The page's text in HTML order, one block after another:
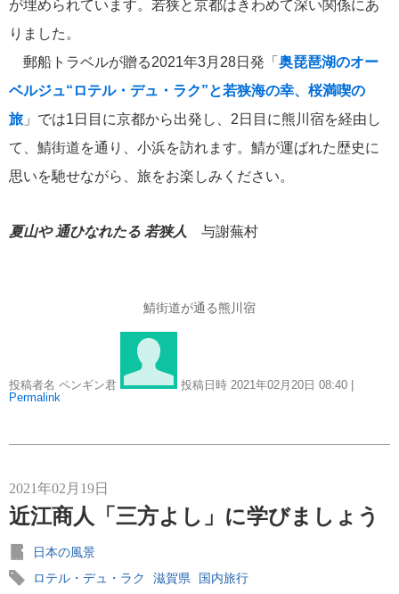
が埋められています。若狭と京都はきわめて深い関係にあ
りました。
郵船トラベルが贈る2021年3月28日発「 奥琵琶湖のオー
ベルジュ“ロテル・デュ・ラク”と若狭海の幸、桜満喫の
旅 」では1日目に京都から出発し、2日目に熊川宿を経由し
て、鯖街道を通り、小浜を訪れます。鯖が運ばれた歴史に
思いを馳せながら、旅をお楽しみください。
夏山や 通ひなれたる 若狭人 与謝蕪村
鯖街道が通る熊川宿
投稿者名 ペンギン君 投稿日時 2021年02月20日 08:40 |
Permalink
2021年02月19日
近江商人「三方よし」に学びましょう
日本の風景
ロテル・デュ・ラク
滋賀県 国内旅行